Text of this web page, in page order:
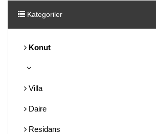
Kategoriler
Konut
Villa
Daire
Residans